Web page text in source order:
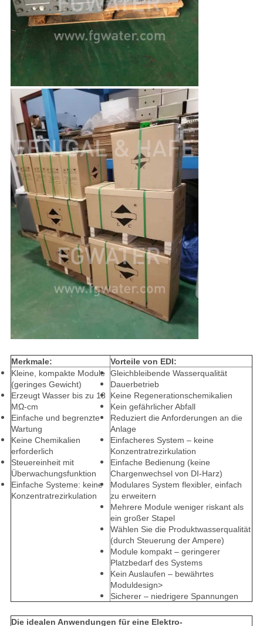
Merkmale:
Vorteile von EDI:
Kleine, kompakte Module
(geringes Gewicht)
Erzeugt Wasser bis zu 18
MΩ-cm
Einfache und begrenzte
Wartung
Keine Chemikalien
erforderlich
Steuereinheit mit
Überwachungsfunktion
Einfache Systeme: keine
Konzentratrezirkulation
Gleichbleibende Wasserqualität
Dauerbetrieb
Keine Regenerationschemikalien
Kein gefährlicher Abfall
Reduziert die Anforderungen an die
Anlage
Einfacheres System – keine
Konzentratrezirkulation
Einfache Bedienung (keine
Chargenwechsel von DI-Harz)
Modulares System flexibler, einfach
zu erweitern
Mehrere Module weniger riskant als
ein großer Stapel
Wählen Sie die Produktwasserqualität
(durch Steuerung der Ampere)
Module kompakt – geringerer
Platzbedarf des Systems
Kein Auslaufen – bewährtes
Moduldesign>
Sicherer – niedrigere Spannungen
Die idealen Anwendungen für eine Elektro-